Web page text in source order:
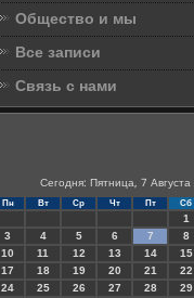
Общество и мы
Все записи
Связь с нами
Сегодня: Пятница, 7 Августа
Пн Вт Ср Чт Пт Сб
1
3
4 5 6 7 8
10
11 12 13 14 15
17
18 19 20 21 22
24
25 26 27 28 29